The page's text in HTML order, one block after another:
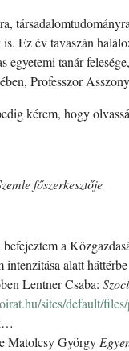
Ez év tavaszán
tanár
Professzor
kérem, hogy
főszerkesztője
a
alatt
Lentner Csaba:
sites/default/
Matolcsy György